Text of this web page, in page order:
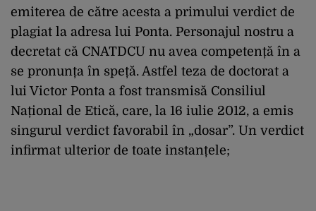
emiterea de către acesta a primului verdict de
plagiat la adresa lui Ponta. Personajul nostru a
decretat că CNATDCU nu avea competență în a
se pronunța în speță. Astfel teza de doctorat a
lui Victor Ponta a fost transmisă Consiliul
Național de Etică, care, la 16 iulie 2012, a emis
singurul verdict favorabil în „dosar”. Un verdict
infirmat ulterior de toate instanțele;